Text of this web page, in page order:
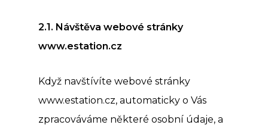
2.1. Návštěva webové stránky
www.estation.cz
Když navštívíte webové stránky
www.estation.cz, automaticky o Vás
zpracováváme některé osobní údaje, a